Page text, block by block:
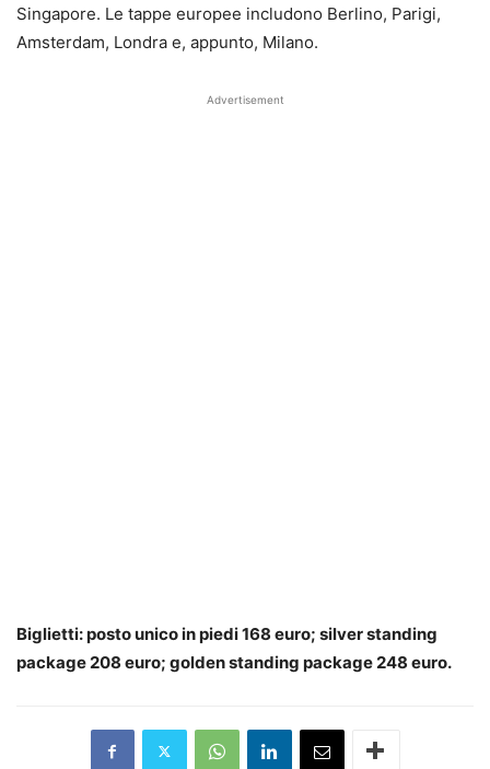
Singapore. Le tappe europee includono Berlino, Parigi,
Amsterdam, Londra e, appunto, Milano.
Advertisement
Biglietti: posto unico in piedi 168 euro; silver standing
package 208 euro; golden standing package 248 euro.